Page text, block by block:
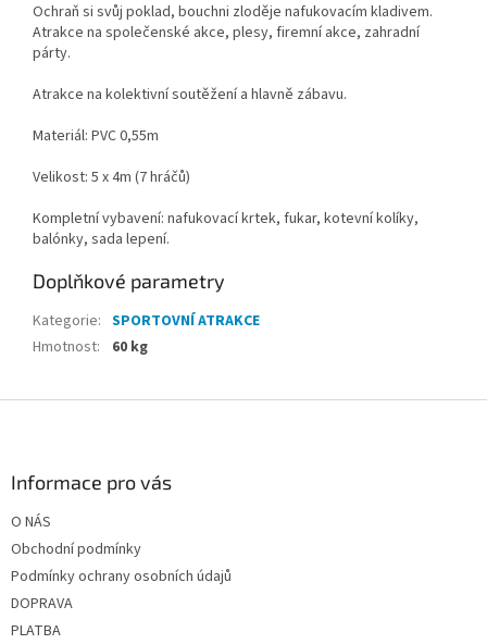
Ochraň si svůj poklad, bouchni zloděje nafukovacím kladivem.
Atrakce na společenské akce, plesy, firemní akce, zahradní
párty.
Atrakce na kolektivní soutěžení a hlavně zábavu.
Materiál: PVC 0,55m
Velikost: 5 x 4m (7 hráčů)
Kompletní vybavení: nafukovací krtek, fukar, kotevní kolíky,
balónky, sada lepení.
Doplňkové parametry
Kategorie: SPORTOVNÍ ATRAKCE
Hmotnost: 60 kg
Informace pro vás
O NÁS
Obchodní podmínky
Podmínky ochrany osobních údajů
DOPRAVA
PLATBA